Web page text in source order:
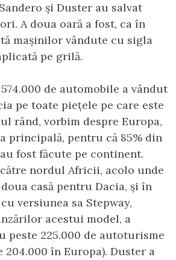
și Duster au salvat
A doua oară a fost, ca în
mașinilor vândute cu sigla
pe grilă.
de automobile a vândut
pe toate piețele pe care este
rând, vorbim despre Europa,
principală, pentru că 85% din
fost făcute pe continent.
nordul Africii, acolo unde
casă pentru Dacia, și în
versiunea sa Stepway,
acestui model, a
peste 225.000 de autoturisme
204.000 în Europa). Duster a